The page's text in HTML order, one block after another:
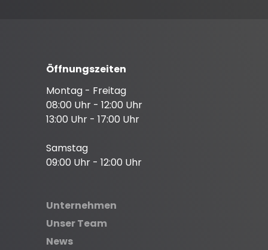
Öffnungszeiten
Montag - Freitag
08:00 Uhr - 12:00 Uhr
13:00 Uhr - 17:00 Uhr
Samstag
09:00 Uhr - 12:00 Uhr
Unternehmen
Unser Team
News